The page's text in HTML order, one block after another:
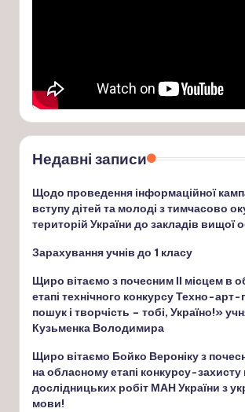
Недавні записи
Щодо проведення інформаційної
вступу дітей та молоді з тимчасово
територій України до закладів вищої
Зарахування учнів до 1 класу
Щиро вітаємо з почесним ІІ місцем в
етапі технічного конкурсу Техно-
пошук і творчість – тобі, Україно!»
Кузьменка Володимира
Щиро вітаємо Бойко Вероніку з
на обласному етапі конкурсу-
дослідницьких робіт МАН України з
мови!